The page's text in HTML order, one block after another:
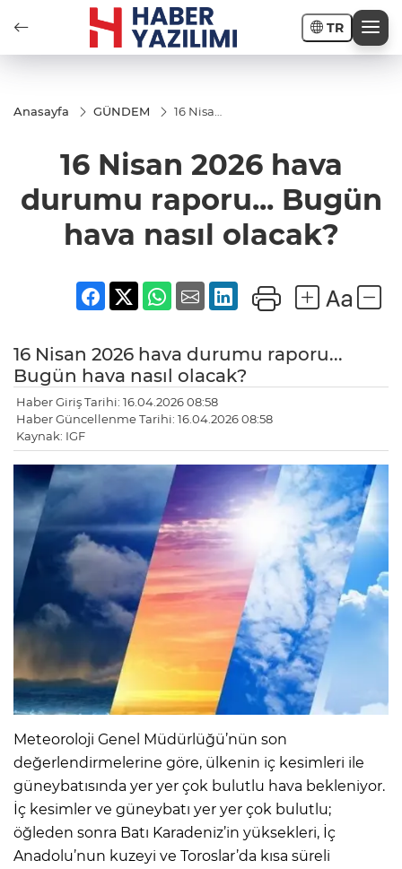
TR
Anasayfa GÜNDEM
16 Nisan
durumu
raporu...
hava
nasıl
olacak?
16 Nisan 2026 hava
durumu raporu... Bugün
hava nasıl olacak?
16 Nisan 2026 hava durumu raporu...
Bugün hava nasıl olacak?
Haber Giriş Tarihi: 16.04.2026 08:58
Haber Güncellenme Tarihi: 16.04.2026 08:58
Kaynak: IGF
Meteoroloji Genel Müdürlüğü’nün son
değerlendirmelerine göre, ülkenin iç kesimleri ile
güneybatısında yer yer çok bulutlu hava bekleniyor.
İç kesimler ve güneybatı yer yer çok bulutlu;
öğleden sonra Batı Karadeniz’in yüksekleri, İç
Anadolu’nun kuzeyi ve Toroslar’da kısa süreli